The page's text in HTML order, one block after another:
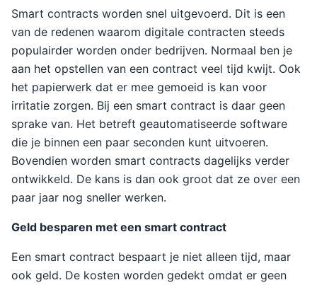
Smart contracts worden snel uitgevoerd. Dit is een
van de redenen waarom digitale contracten steeds
populairder worden onder bedrijven. Normaal ben je
aan het opstellen van een contract veel tijd kwijt. Ook
het papierwerk dat er mee gemoeid is kan voor
irritatie zorgen. Bij een smart contract is daar geen
sprake van. Het betreft geautomatiseerde software
die je binnen een paar seconden kunt uitvoeren.
Bovendien worden smart contracts dagelijks verder
ontwikkeld. De kans is dan ook groot dat ze over een
paar jaar nog sneller werken.
Geld besparen met een smart contract
Een smart contract bespaart je niet alleen tijd, maar
ook geld. De kosten worden gedekt omdat er geen